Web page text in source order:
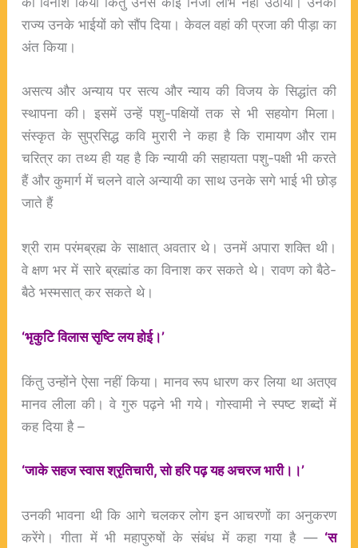
राज्य उनके भाईयों को सौंप दिया। केवल वहां की प्रजा की पीड़ा का
अंत किया।
असत्य और अन्याय पर सत्य और न्याय की विजय के सिद्धांत की
स्थापना की। इसमें उन्हें पशु-पक्षियों तक से भी सहयोग मिला।
संस्कृत के सुप्रसिद्ध कवि मुरारी ने कहा है कि रामायण और राम
चरित्र का तथ्य ही यह है कि न्यायी की सहायता पशु-पक्षी भी करते
हैं और कुमार्ग में चलने वाले अन्यायी का साथ उनके सगे भाई भी छोड़
जाते हैं
श्री राम परंमब्रह्म के साक्षात् अवतार थे। उनमें अपारा शक्ति थी।
वे क्षण भर में सारे ब्रह्मांड का विनाश कर सकते थे। रावण को बैठे-
बैठे भस्मसात् कर सकते थे।
‘भृकुटि विलास सृष्टि लय होई।’
किंतु उन्होंने ऐसा नहीं किया। मानव रूप धारण कर लिया था अतएव
मानव लीला की। वे गुरु पढ़ने भी गये। गोस्वामी ने स्पष्ट शब्दों में
कह दिया है –
‘जाके सहज स्वास श्रृतिचारी, सो हरि पढ़ यह अचरज भारी।।’
उनकी भावना थी कि आगे चलकर लोग इन आचरणों का अनुकरण
करेंगे। गीता में भी महापुरुषों के संबंध में कहा गया है — ‘स